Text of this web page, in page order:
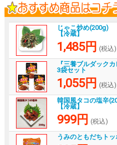
じゃこ炒め(200g)
【冷蔵】
1,485円 (税込)
『三養ブルダック
3袋セット
1,055円 (税込)
韓国風タコの塩辛
【冷蔵】
999円 (税込)
うみのともだちト